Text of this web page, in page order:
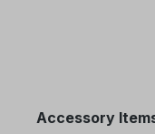
Produktgalerie
Accessory